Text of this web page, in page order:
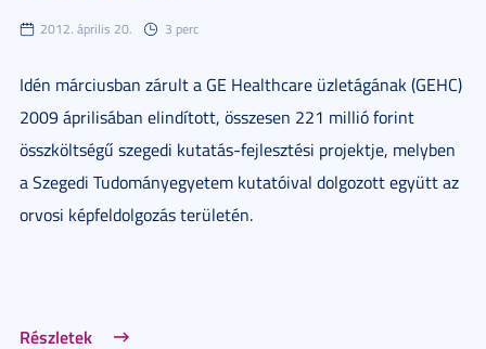
2012. április 20. 3 perc
Idén márciusban zárult a GE Healthcare üzletágának (GEHC)
2009 áprilisában elindított, összesen 221 millió forint
összköltségű szegedi kutatás-fejlesztési projektje, melyben
a Szegedi Tudományegyetem kutatóival dolgozott együtt az
orvosi képfeldolgozás területén.
Részletek